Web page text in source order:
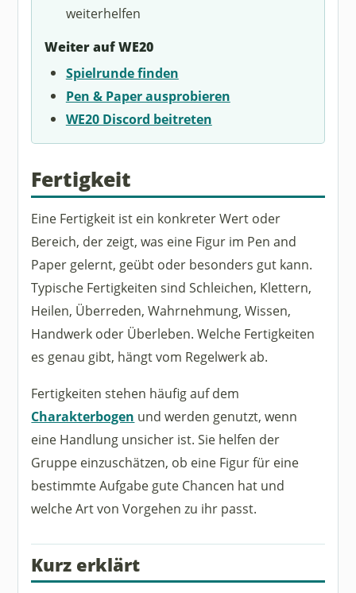
weiterhelfen
Weiter auf WE20
Spielrunde finden
Pen & Paper ausprobieren
WE20 Discord beitreten
Fertigkeit
Eine Fertigkeit ist ein konkreter Wert oder
Bereich, der zeigt, was eine Figur im Pen and
Paper gelernt, geübt oder besonders gut kann.
Typische Fertigkeiten sind Schleichen, Klettern,
Heilen, Überreden, Wahrnehmung, Wissen,
Handwerk oder Überleben. Welche Fertigkeiten
es genau gibt, hängt vom Regelwerk ab.
Fertigkeiten stehen häufig auf dem
Charakterbogen und werden genutzt, wenn
eine Handlung unsicher ist. Sie helfen der
Gruppe einzuschätzen, ob eine Figur für eine
bestimmte Aufgabe gute Chancen hat und
welche Art von Vorgehen zu ihr passt.
Kurz erklärt